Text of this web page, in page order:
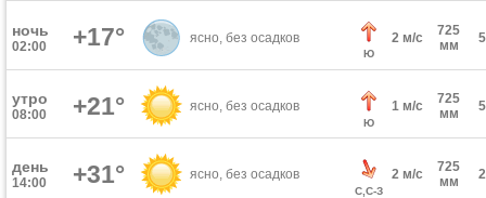
ночь
02:00 +17° ясно, без осадков
Ю
2 м/с
725
мм
утро
08:00 +21° ясно, без осадков
Ю
1 м/с
725
мм
день
14:00 +31° ясно, без осадков
С,С-З
2 м/с
725
мм